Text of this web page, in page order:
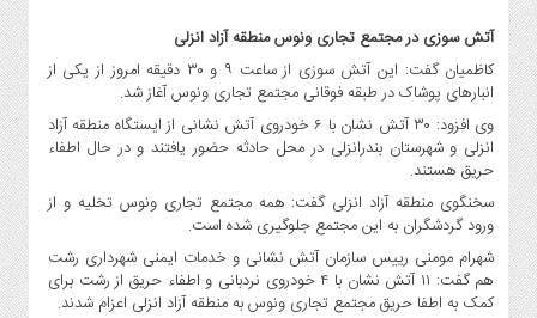
الملل
گزارش
یادداشت
سیاست
حفظ
حریم
خصوصی
منوی
اصلی
خانه
آتش سوزی در مجتمع تجاری ونوس منطقه آزاد انزلی
کاظمیان گفت: این آتش سوزی از ساعت ۹ و ۳۰ دقیقه امروز از یکی از
انبار‌های پوشاک در طبقه فوقانی مجتمع تجاری ونوس آغاز شد.
وی افزود: ۳۰ آتش نشان با ۶ خودروی آتش نشانی از ایستگاه منطقه آزاد
انزلی و شهرستان بندرانزلی در محل حادثه حضور یافتند و در حال اطفاء
حریق هستند.
سخنگوی منطقه آزاد انزلی گفت: همه مجتمع تجاری ونوس تخلیه و از
ورود گردشگران به این مجتمع جلوگیری شده است.
شهرام مومنی رییس سازمان آتش نشانی و خدمات ایمنی شهرداری رشت
هم گفت: ۱۱ آتش نشان با ۴ خودروی نردبانی و اطفاء حریق از رشت برای
کمک به اطفا حریق مجتمع تجاری ونوس به منطقه آزاد انزلی اعزام شدند.